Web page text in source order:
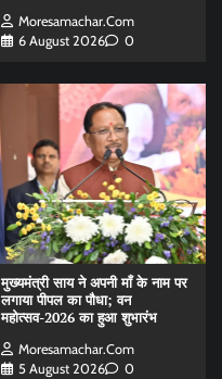
Moresamachar.com
6 August 2026
0
मुख्यमंत्री साय ने अपनी माँ के नाम पर
लगाया पीपल का पौधा; वन
महोत्सव-2026 का हुआ शुभारंभ
Moresamachar.com
5 August 2026
0